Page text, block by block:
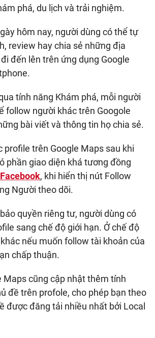
phá, du lịch và trải nghiệm.
hôm nay, người dùng có thể tự
review hay chia sẻ những địa
đến lên trên ứng dụng Google
tính năng Khám phá, mỗi người
follow người khác trên Googole
bài viết và thông tin họ chia sẻ.
profile trên Google Maps sau khi
phần giao diện khá tương đồng
Facebook, khi hiển thị nút Follow
Người theo dõi.
quyền riêng tư, người dùng có
sang chế độ giới hạn. Ở chế độ
nếu muốn follow tài khoản của
chấp thuận.
Maps cũng cập nhật thêm tính
đề trên profole, cho phép bạn theo
được đăng tải nhiều nhất bởi Local